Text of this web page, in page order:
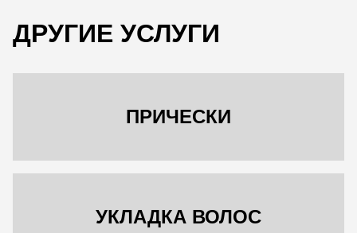
ДРУГИЕ УСЛУГИ
ПРИЧЕСКИ
УКЛАДКА ВОЛОС